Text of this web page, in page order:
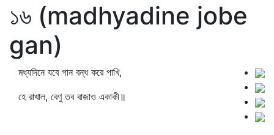
১৬ (madhyadine jobe
gan)
মধ্যদিনে যবে গান বন্ধ করে পাখি,
হে রাখাল, বেণু তব বাজাও একাকী॥